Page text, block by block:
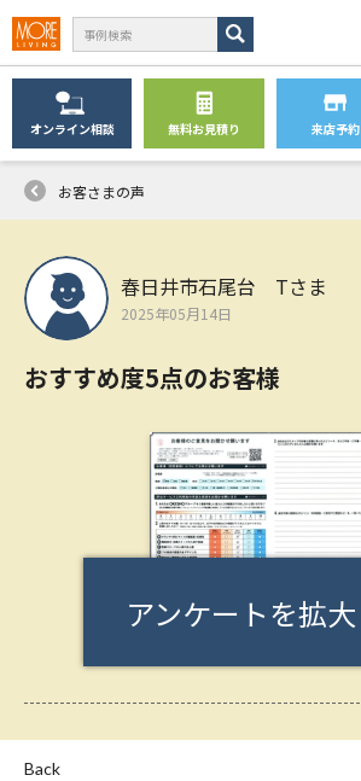
オンライン相談 無料お見積り 来店予約
お客さまの声
春日井市石尾台 Tさま
2025年05月14日
おすすめ度5点のお客様
アンケートを拡大
Back